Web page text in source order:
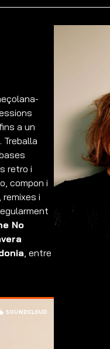
a un
. Treballa
retro i
compon i
i
No
, entre